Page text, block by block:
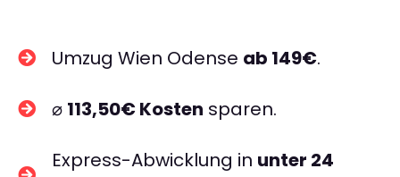
Umzug Wien Odense ab 149€.
⌀ 113,50€ Kosten sparen.
Express-Abwicklung in unter 24